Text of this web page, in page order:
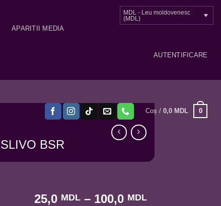
APARITII MEDIA
MDL - Leu moldovenesc
(MDL)
AUTENTIFICARE
Coș /0,0 MDL 0
SLIVO BSR
25,0 MDL – 100,0 MDLInterval